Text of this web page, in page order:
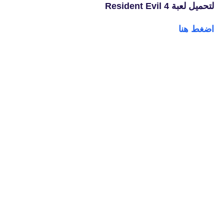
لتحميل لعبة Resident Evil 4
اضغط هنا